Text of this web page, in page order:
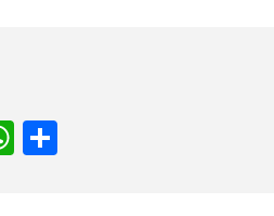
W